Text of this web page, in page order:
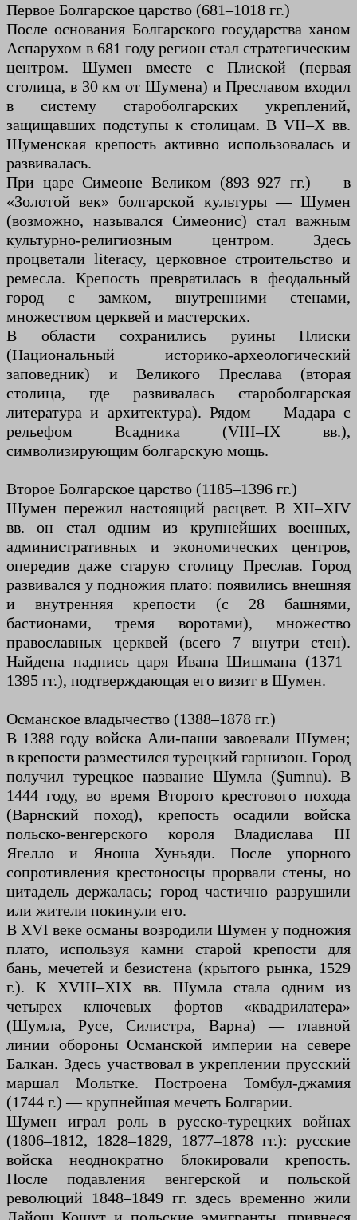
Первое Болгарское царство (681–1018 гг.)
После основания Болгарского государства ханом
Аспарухом в 681 году регион стал стратегическим
центром. Шумен вместе с Плиской (первая
столица, в 30 км от Шумена) и Преславом входил
в систему староболгарских укреплений,
защищавших подступы к столицам. В VII–X вв.
Шуменская крепость активно использовалась и
развивалась.
При царе Симеоне Великом (893–927 гг.) — в
«Золотой век» болгарской культуры — Шумен
(возможно, назывался Симеонис) стал важным
культурно-религиозным центром. Здесь
процветали literacy, церковное строительство и
ремесла. Крепость превратилась в феодальный
город с замком, внутренними стенами,
множеством церквей и мастерских.
В области сохранились руины Плиски
(Национальный историко-археологический
заповедник) и Великого Преслава (вторая
столица, где развивалась староболгарская
литература и архитектура). Рядом — Мадара с
рельефом Всадника (VIII–IX вв.),
символизирующим болгарскую мощь.
Второе Болгарское царство (1185–1396 гг.)
Шумен пережил настоящий расцвет. В XII–XIV
вв. он стал одним из крупнейших военных,
административных и экономических центров,
опередив даже старую столицу Преслав. Город
развивался у подножия плато: появились внешняя
и внутренняя крепости (с 28 башнями,
бастионами, тремя воротами), множество
православных церквей (всего 7 внутри стен).
Найдена надпись царя Ивана Шишмана (1371–
1395 гг.), подтверждающая его визит в Шумен.
Османское владычество (1388–1878 гг.)
В 1388 году войска Али-паши завоевали Шумен;
в крепости разместился турецкий гарнизон. Город
получил турецкое название Шумла (Şumnu). В
1444 году, во время Второго крестового похода
(Варнский поход), крепость осадили войска
польско-венгерского короля Владислава III
Ягелло и Яноша Хуньяди. После упорного
сопротивления крестоносцы прорвали стены, но
цитадель держалась; город частично разрушили
или жители покинули его.
В XVI веке османы возродили Шумен у подножия
плато, используя камни старой крепости для
бань, мечетей и безистена (крытого рынка, 1529
г.). К XVIII–XIX вв. Шумла стала одним из
четырех ключевых фортов «квадрилатера»
(Шумла, Русе, Силистра, Варна) — главной
линии обороны Османской империи на севере
Балкан. Здесь участвовал в укреплении прусский
маршал Мольтке. Построена Томбул-джамия
(1744 г.) — крупнейшая мечеть Болгарии.
Шумен играл роль в русско-турецких войнах
(1806–1812, 1828–1829, 1877–1878 гг.): русские
войска неоднократно блокировали крепость.
После подавления венгерской и польской
революций 1848–1849 гг. здесь временно жили